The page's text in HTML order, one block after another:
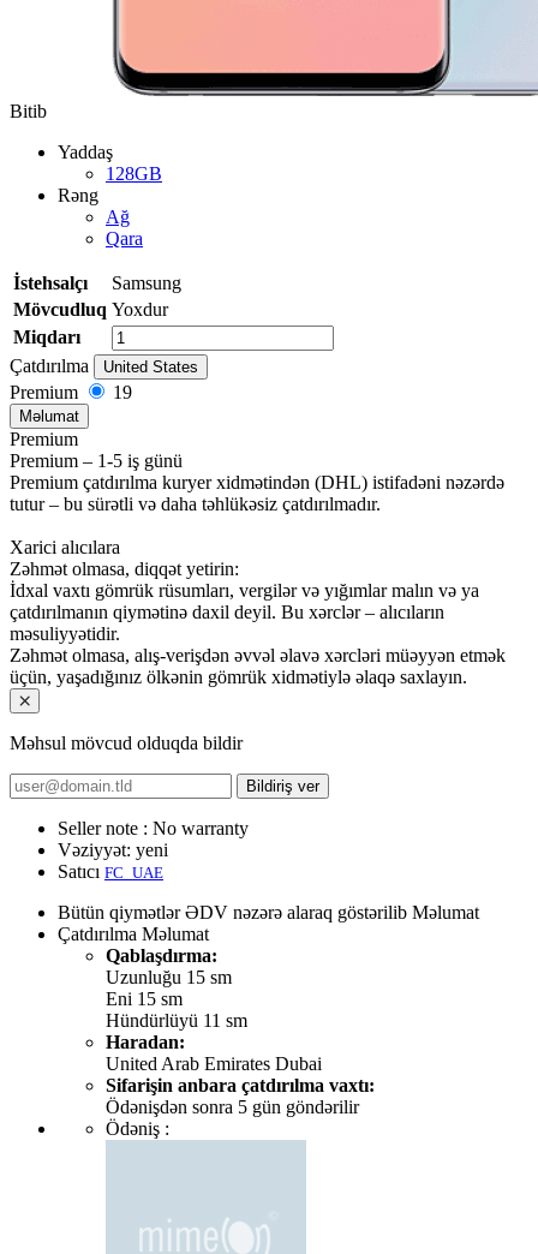
Bitib
Yaddaş
128GB
Rəng
Ağ
Qara
İstehsalçı
Samsung
Mövcudluq Yoxdur
Miqdarı
Çatdırılma
United States
Premium 19
Məlumat
Premium
Premium – 1-5 iş günü
Premium çatdırılma kuryer xidmətindən (DHL) istifadəni nəzərdə
tutur – bu sürətli və daha təhlükəsiz çatdırılmadır.
Xarici alıcılara
Zəhmət olmasa, diqqət yetirin:
İdxal vaxtı gömrük rüsumları, vergilər və yığımlar malın və ya
çatdırılmanın qiymətinə daxil deyil. Bu xərclər – alıcıların
məsuliyyətidir.
Zəhmət olmasa, alış-verişdən əvvəl əlavə xərcləri müəyyən etmək
üçün, yaşadığınız ölkənin gömrük xidmətiylə əlaqə saxlayın.
Məhsul mövcud olduqda bildir
Bildiriş ver
Seller note : No warranty
Vəziyyət: yeni
Satıcı FC_UAE
Bütün qiymətlər ƏDV nəzərə alaraq göstərilib Məlumat
Çatdırılma Məlumat
Qablaşdırma:
Uzunluğu 15 sm
Eni 15 sm
Hündürlüyü 11 sm
Haradan:
United Arab Emirates Dubai
Sifarişin anbara çatdırılma vaxtı:
Ödənişdən sonra 5 gün göndərilir
Ödəniş :